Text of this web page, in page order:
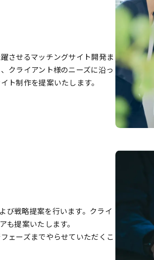
させるマッチングサイト開発ま
クライアント様のニーズに沿っ
ト制作を提案いたします。
戦略提案を行います。クライ
も提案いたします。
ェーズまでやらせていただくこ